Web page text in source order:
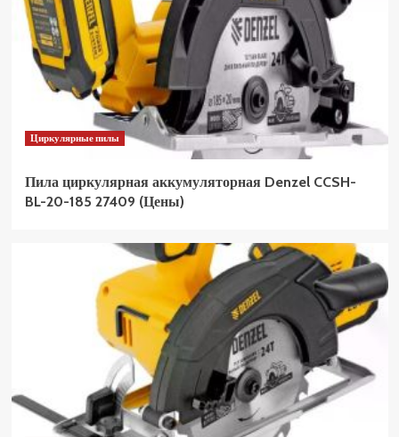
Циркулярные пилы
Пила циркулярная аккумуляторная Denzel CCSH-
BL-20-185 27409 (Цены)